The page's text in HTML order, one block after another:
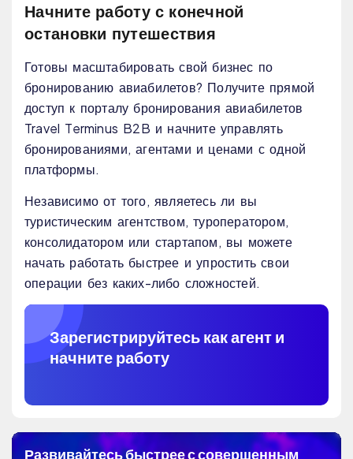
Начните работу с конечной
остановки путешествия
Готовы масштабировать свой бизнес по
бронированию авиабилетов? Получите прямой
доступ к порталу бронирования авиабилетов
Travel Terminus B2B и начните управлять
бронированиями, агентами и ценами с одной
платформы.
Независимо от того, являетесь ли вы
туристическим агентством, туроператором,
консолидатором или стартапом, вы можете
начать работать быстрее и упростить свои
операции без каких-либо сложностей.
Зарегистрируйтесь как агент и
начните работу
Развивайтесь быстрее с совершенным